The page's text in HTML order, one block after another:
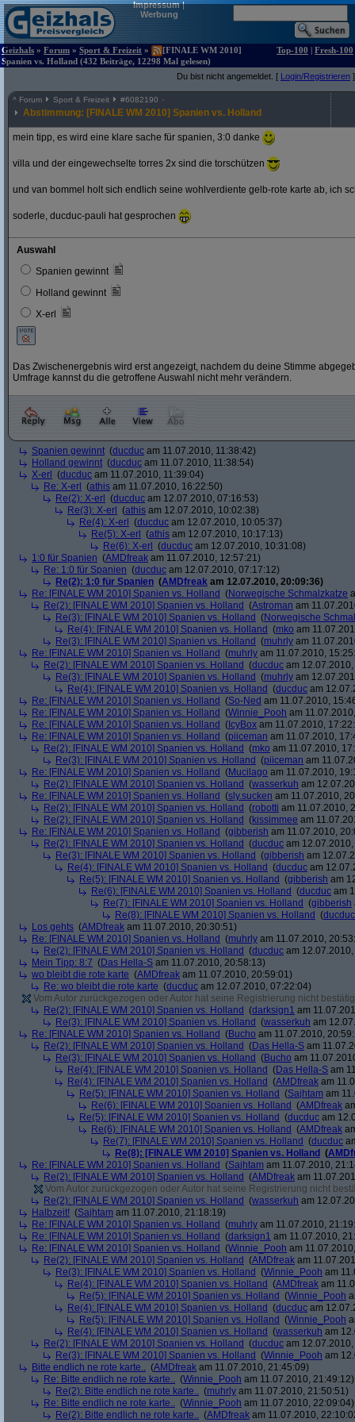
Impressum|
Werbung
Geizhals » Forum » Sport & Freizeit »
[FINALE WM 2010]
Spanien vs. Holland (432 Beiträge, 12298 Mal gelesen)
Top-100 | Fresh-100
Du bist nicht angemeldet. [ Login/Registrieren ]
^ Forum Sport & Freizeit #6082190
Abstimmung: [FINALE WM 2010] Spanien vs. Holland
mein tipp, es wird eine klare sache für spanien, 3:0 danke
villa und der eingewechselte torres 2x sind die torschützen
und van bommel holt sich endlich seine wohlverdiente gelb-rote karte ab, ich
soderle, ducduc-pauli hat gesprochen
Auswahl
Spanien gewinnt
Holland gewinnt
X-erl
Das Zwischenergebnis wird erst angezeigt, nachdem du deine Stimme
Umfrage kannst du die getroffene Auswahl nicht mehr verändern.
Spanien gewinnt (ducduc am 11.07.2010, 11:38:42)
Holland gewinnt (ducduc am 11.07.2010, 11:38:54)
X-erl
(ducduc am 11.07.2010, 11:39:04)
Re: X-erl
(athis am 11.07.2010, 16:22:50)
Re(2): X-erl
(ducduc am 12.07.2010, 07:16:53)
Re(3): X-erl
(athis am 12.07.2010, 10:02:38)
Re(4): X-erl
(ducduc am 12.07.2010, 10:05:37)
Re(5): X-erl
(athis am 12.07.2010, 10:17:13)
Re(6): X-erl
(ducduc am 12.07.2010, 10:31:08)
1:0 für Spanien (AMDfreak am 11.07.2010, 12:57:21)
Re: 1:0 für Spanien (ducduc am 12.07.2010, 07:17:12)
Re(2): 1:0 für Spanien (AMDfreak am 12.07.2010, 20:09:36)
Re: [FINALE WM 2010] Spanien vs. Holland (Norwegische Schmalzkatze
Re(2): [FINALE WM 2010] Spanien vs. Holland (Astroman am
Re(3): [FINALE WM 2010] Spanien vs. Holland (Norwegische
Re(4): [FINALE WM 2010] Spanien vs. Holland (mko am
Re(3): [FINALE WM 2010] Spanien vs. Holland (muhrly am
Re: [FINALE WM 2010] Spanien vs. Holland (muhrly am 11.07.2010,
Re(2): [FINALE WM 2010] Spanien vs. Holland (ducduc am
Re(3): [FINALE WM 2010] Spanien vs. Holland (muhrly am
Re(4): [FINALE WM 2010] Spanien vs. Holland (ducduc am
Re: [FINALE WM 2010] Spanien vs. Holland (So-Ned am 11.07.2010,
Re: [FINALE WM 2010] Spanien vs. Holland (Winnie_Pooh am
Re: [FINALE WM 2010] Spanien vs. Holland ( IcyBox am 11.07.2010,
Re: [FINALE WM 2010] Spanien vs. Holland (piiceman am 11.07.2010,
Re(2): [FINALE WM 2010] Spanien vs. Holland (mko am 11.07.2010,
Re(3): [FINALE WM 2010] Spanien vs. Holland (piiceman am
Re: [FINALE WM 2010] Spanien vs. Holland (Mucilago am 11.07.2010,
Re(2): [FINALE WM 2010] Spanien vs. Holland (wasserkuh am
Re: [FINALE WM 2010] Spanien vs. Holland (sly.sucken am 11.07.2010,
Re(2): [FINALE WM 2010] Spanien vs. Holland (robotti am 11.07.2010,
Re(2): [FINALE WM 2010] Spanien vs. Holland (kissimmee am
Re: [FINALE WM 2010] Spanien vs. Holland (gibberish am 11.07.2010,
Re(2): [FINALE WM 2010] Spanien vs. Holland (ducduc am
Re(3): [FINALE WM 2010] Spanien vs. Holland (gibberish am
Re(4): [FINALE WM 2010] Spanien vs. Holland (ducduc am
Re(5): [FINALE WM 2010] Spanien vs. Holland (gibberish am
Re(6): [FINALE WM 2010] Spanien vs. Holland (ducduc am
Re(7): [FINALE WM 2010] Spanien vs. Holland (gibberish
Re(8): [FINALE WM 2010] Spanien vs. Holland (ducduc
Los gehts (AMDfreak am 11.07.2010, 20:30:51)
Re: [FINALE WM 2010] Spanien vs. Holland (muhrly am 11.07.2010,
Re(2): [FINALE WM 2010] Spanien vs. Holland (ducduc am
Mein Tipp: 8:7 (Das Hella-S am 11.07.2010, 20:58:13)
wo bleibt die rote karte (AMDfreak am 11.07.2010, 20:59:01)
Re: wo bleibt die rote karte (ducduc am 12.07.2010, 07:22:04)
Vom Autor zurückgezogen oder Autor hat seine Registrierung nicht
Re(2): [FINALE WM 2010] Spanien vs. Holland (darksign1 am
Re(3): [FINALE WM 2010] Spanien vs. Holland (wasserkuh am
Re: [FINALE WM 2010] Spanien vs. Holland (Bucho am 11.07.2010,
Re(2): [FINALE WM 2010] Spanien vs. Holland (Das Hella-S am
Re(3): [FINALE WM 2010] Spanien vs. Holland (Bucho am
Re(4): [FINALE WM 2010] Spanien vs. Holland (Das Hella-S am
Re(4): [FINALE WM 2010] Spanien vs. Holland (AMDfreak am
Re(5): [FINALE WM 2010] Spanien vs. Holland (Sajhtam am
Re(6): [FINALE WM 2010] Spanien vs. Holland (AMDfreak
Re(5): [FINALE WM 2010] Spanien vs. Holland (ducduc am
Re(6): [FINALE WM 2010] Spanien vs. Holland (AMDfreak
Re(7): [FINALE WM 2010] Spanien vs. Holland (ducduc
Re(8): [FINALE WM 2010] Spanien vs. Holland (
Re: [FINALE WM 2010] Spanien vs. Holland (Sajhtam am 11.07.2010,
Re(2): [FINALE WM 2010] Spanien vs. Holland (AMDfreak am
Vom Autor zurückgezogen oder Autor hat seine Registrierung nicht
Re(2): [FINALE WM 2010] Spanien vs. Holland (wasserkuh am
Halbzeit! (Sajhtam am 11.07.2010, 21:18:19)
Re: [FINALE WM 2010] Spanien vs. Holland (muhrly am 11.07.2010,
Re: [FINALE WM 2010] Spanien vs. Holland (darksign1 am 11.07.2010,
Re: [FINALE WM 2010] Spanien vs. Holland (Winnie_Pooh am
Re(2): [FINALE WM 2010] Spanien vs. Holland (AMDfreak am
Re(3): [FINALE WM 2010] Spanien vs. Holland (Winnie_Pooh am
Re(4): [FINALE WM 2010] Spanien vs. Holland (AMDfreak am
Re(5): [FINALE WM 2010] Spanien vs. Holland (Winnie_Pooh
Re(4): [FINALE WM 2010] Spanien vs. Holland (ducduc am
Re(5): [FINALE WM 2010] Spanien vs. Holland (Winnie_Pooh
Re(4): [FINALE WM 2010] Spanien vs. Holland (wasserkuh am
Re(2): [FINALE WM 2010] Spanien vs. Holland (ducduc am
Re(3): [FINALE WM 2010] Spanien vs. Holland (Winnie_Pooh am
Bitte endlich ne rote karte.. (AMDfreak am 11.07.2010, 21:45:09)
Re: Bitte endlich ne rote karte.. (Winnie_Pooh am 11.07.2010, 21:49:12)
Re(2): Bitte endlich ne rote karte.. (muhrly am 11.07.2010, 21:50:51)
Re: Bitte endlich ne rote karte.. (Winnie_Pooh am 11.07.2010, 22:09:04)
Re(2): Bitte endlich ne rote karte.. (AMDfreak am 11.07.2010,